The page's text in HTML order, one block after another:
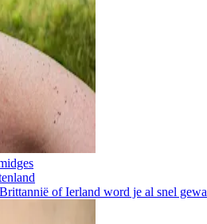
of Ierland word je al snel